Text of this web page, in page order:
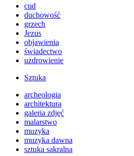
cud
duchowość
grzech
Jezus
objawienia
świadectwo
uzdrowienie
Sztuka
archeologia
architektura
galeria zdjęć
malarstwo
muzyka
muzyka dawna
sztuka sakralna